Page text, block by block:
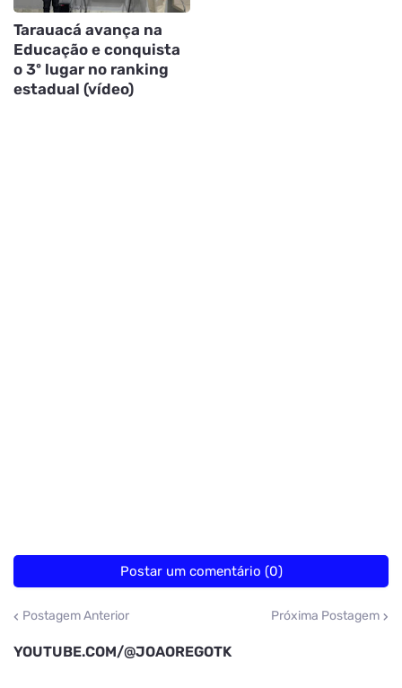
Tarauacá avança na
Educação e conquista
o 3º lugar no ranking
estadual (vídeo)
Postar um comentário (0)
Postagem Anterior Próxima Postagem
YOUTUBE.COM/@JOAOREGOTK